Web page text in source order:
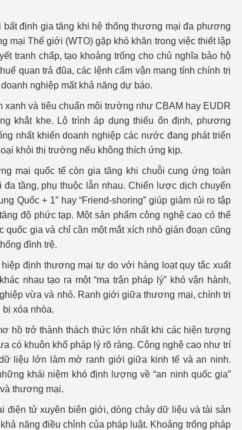
bất định gia tăng khi hệ thống thương mại đa phương
mại Thế giới (WTO) gặp khó khăn trong việc thiết lập
tranh chấp, tạo khoảng trống cho chủ nghĩa bảo hộ
quan trả đũa, các lệnh cấm vận mang tính chính trị
nghiệp mất khả năng dự báo.
xanh và tiêu chuẩn môi trường như CBAM hay EUDR
khắt khe. Lộ trình áp dụng thiếu ổn định, phương
nhất khiến doanh nghiệp các nước đang phát triển
khỏi thị trường nếu không thích ứng kịp.
mại quốc tế còn gia tăng khi chuỗi cung ứng toàn
tầng, phụ thuộc lẫn nhau. Chiến lược dịch chuyển
Quốc + 1” hay “Friend-shoring” giúp giảm rủi ro tập
độ phức tạp. Một sản phẩm công nghệ cao có thể
quốc gia và chỉ cần một mắt xích nhỏ gián đoạn cũng
đình trệ.
định thương mại tự do với hàng loạt quy tắc xuất
nhau tạo ra một “ma trận pháp lý” khó vận hành,
vừa và nhỏ. Ranh giới giữa thương mại, chính trị
xóa nhòa.
hồ trở thành thách thức lớn nhất khi các hiện tượng
có khuôn khổ pháp lý rõ ràng. Công nghệ cao như trí
liệu lớn làm mờ ranh giới giữa kinh tế và an ninh.
khái niệm khó định lượng về “an ninh quốc gia”
thương mại.
điện tử xuyên biên giới, dòng chảy dữ liệu và tài sản
năng điều chỉnh của pháp luật. Khoảng trống pháp